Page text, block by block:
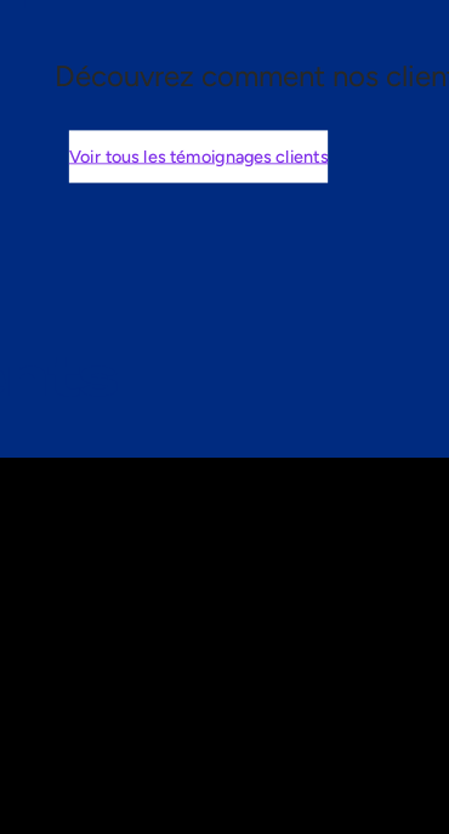
Découvrez comment nos
Voir tous les témoignages clients